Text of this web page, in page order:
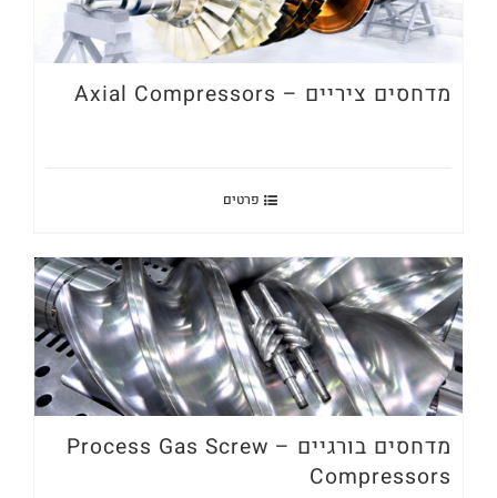
מדחסים ציריים – Axial Compressors
פרטים
מדחסים בורגיים – Process Gas Screw
Compressors